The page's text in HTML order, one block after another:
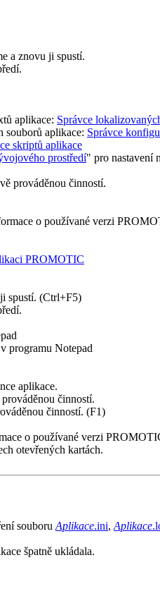
a znovu ji spustí.
aplikace: Správce
souborů aplikace: Správce
skriptů aplikace
prostředí" pro nastavení
prováděnou činností.
o používané verzi
PROMOTIC
spustí. (Ctrl+F5)
programu Notepad
aplikace.
činností.
činností. (F1)
o používané verzi
otevřených kartách.
souboru Aplikace.ini, Aplikace
špatně ukládala.